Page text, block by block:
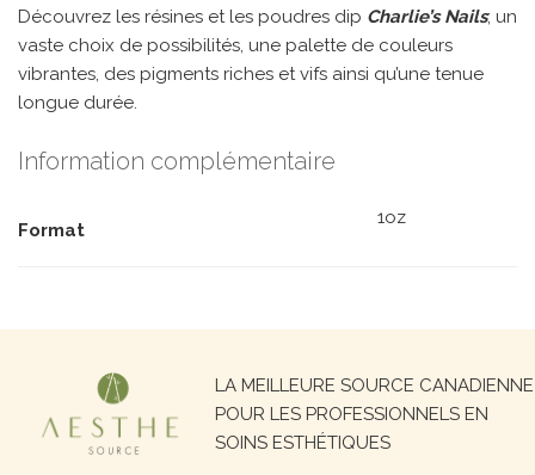
Découvrez les résines et les poudres dip Charlie’s Nails; un
vaste choix de possibilités, une palette de couleurs
vibrantes, des pigments riches et vifs ainsi qu’une tenue
longue durée.
Information complémentaire
Format
1oz
LA MEILLEURE SOURCE CANADIENNE
POUR LES PROFESSIONNELS EN
SOINS ESTHÉTIQUES
Recherche
pour :